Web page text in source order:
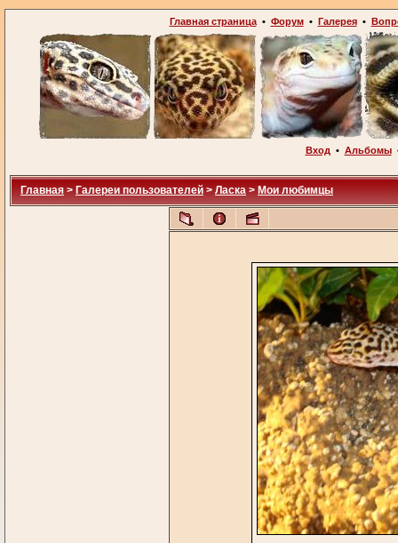
Главная страница• Форум• Галерея•
Вход • Альбомы
Главная > Галереи пользователей > Ласка > Мои любимцы